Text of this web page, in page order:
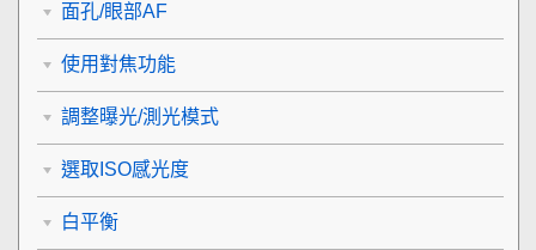
面孔/眼部AF
使用對焦功能
調整曝光/測光模式
選取ISO感光度
白平衡